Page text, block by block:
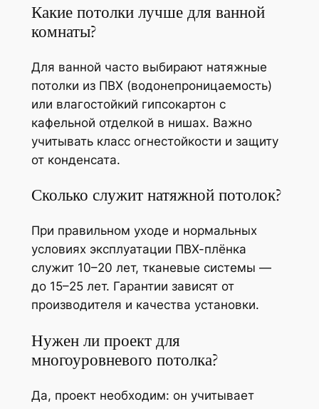
Какие потолки лучше для ванной
комнаты?
Для ванной часто выбирают натяжные
потолки из ПВХ (водонепроницаемость)
или влагостойкий гипсокартон с
кафельной отделкой в нишах. Важно
учитывать класс огнестойкости и защиту
от конденсата.
Сколько служит натяжной потолок?
При правильном уходе и нормальных
условиях эксплуатации ПВХ-плёнка
служит 10–20 лет, тканевые системы —
до 15–25 лет. Гарантии зависят от
производителя и качества установки.
Нужен ли проект для
многоуровневого потолка?
Да, проект необходим: он учитывает